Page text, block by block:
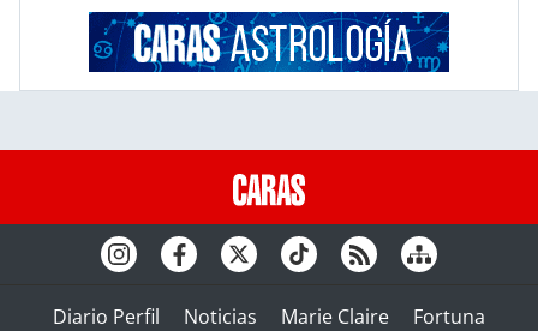
Diario Perfil Noticias Marie Claire Fortuna